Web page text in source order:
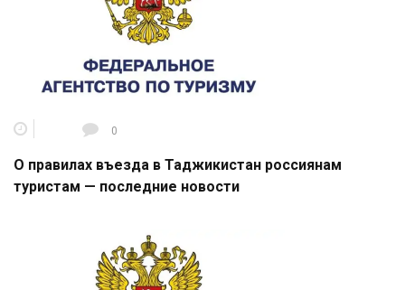
0
О правилах въезда в Таджикистан россиянам
туристам — последние новости